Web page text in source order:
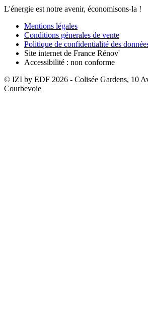
L'énergie est notre avenir, économisons-la !
Mentions légales
Conditions génerales de vente
Politique de confidentialité des
Site internet de France Rénov'
Accessibilité : non conforme
© IZI by EDF 2026 - Colisée Gardens, 10
Courbevoie